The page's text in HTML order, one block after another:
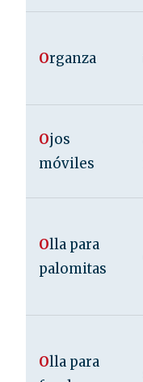
Organza
Ojos
móviles
Olla para
palomitas
Olla para